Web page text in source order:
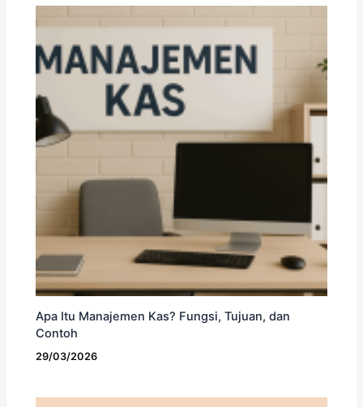
Apa Itu Manajemen Kas? Fungsi, Tujuan, dan
Contoh
29/03/2026